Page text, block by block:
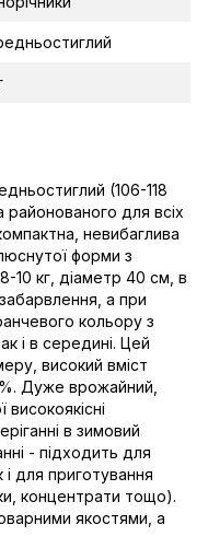
(106-118
районованого для всіх
невибаглива
форми з
кг, діаметр 40 см, в
забарвлення, а при
кольору з
і в середині. Цей
високий вміст
Дуже врожайний,
в зимовий
- підходить для
для приготування
концентрати тощо).
якостями, а